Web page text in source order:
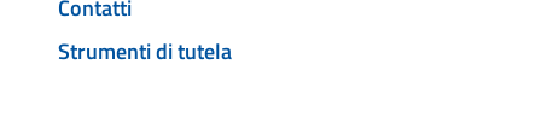
Contatti
Strumenti di tutela